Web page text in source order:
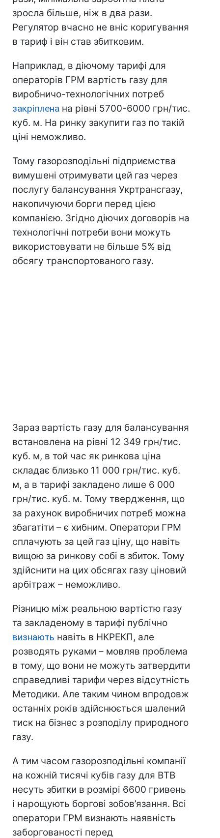
зросла більше, ніж в два рази.
Регулятор вчасно не вніс коригування
в тариф і він став збитковим.
Наприклад, в діючому тарифі для
операторів ГРМ вартість газу для
виробничо-технологічних потреб
закріплена на рівні 5700-6000 грн/тис.
куб. м. На ринку закупити газ по такій
ціні неможливо.
Тому газорозподільні підприємства
вимушені отримувати цей газ через
послугу балансування Укртрансгазу,
накопичуючи борги перед цією
компанією. Згідно діючих договорів на
технологічні потреби вони можуть
використовувати не більше 5% від
обсягу транспортованого газу.
Зараз вартість газу для балансування
встановлена на рівні 12 349 грн/тис.
куб. м, в той час як ринкова ціна
складає близько 11 000 грн/тис. куб.
м, а в тарифі закладено лише 6 000
грн/тис. куб. м. Тому твердження, що
за рахунок виробничих потреб можна
збагатіти – є хибним. Оператори ГРМ
сплачують за цей газ ціну, що навіть
вищою за ринкову собі в збиток. Тому
здійснити на цих обсягах газу ціновий
арбітраж – неможливо.
Різницю між реальною вартістю газу
та закладеному в тарифі публічно
визнають навіть в НКРЕКП, але
розводять руками – мовляв проблема
в тому, що вони не можуть затвердити
справедливі тарифи через відсутність
Методики. Але таким чином впродовж
останніх років здійснюється шалений
тиск на бізнес з розподілу природного
газу.
А тим часом газорозподільні компанії
на кожній тисячі кубів газу для ВТВ
несуть збитки в розмірі 6600 гривень
і нарощують боргові зобов’язання. Всі
оператори ГРМ визнають наявність
заборгованості перед